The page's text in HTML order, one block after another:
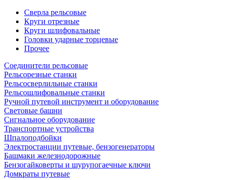
Сверла рельсовые
Круги отрезные
Круги шлифовальные
Головки ударные торцевые
Прочее
Соединители рельсовые
Рельсорезные станки
Рельсосверлильные станки
Рельсошлифовальные станки
Ручной путевой инструмент и оборудование
Световые башни
Сигнальное оборудование
Транспортные устройства
Шпалоподбойки
Электростанции путевые, бензогенераторы
Башмаки железнодорожные
Бензогайковерты и шурупогаечные ключи
Домкраты путевые